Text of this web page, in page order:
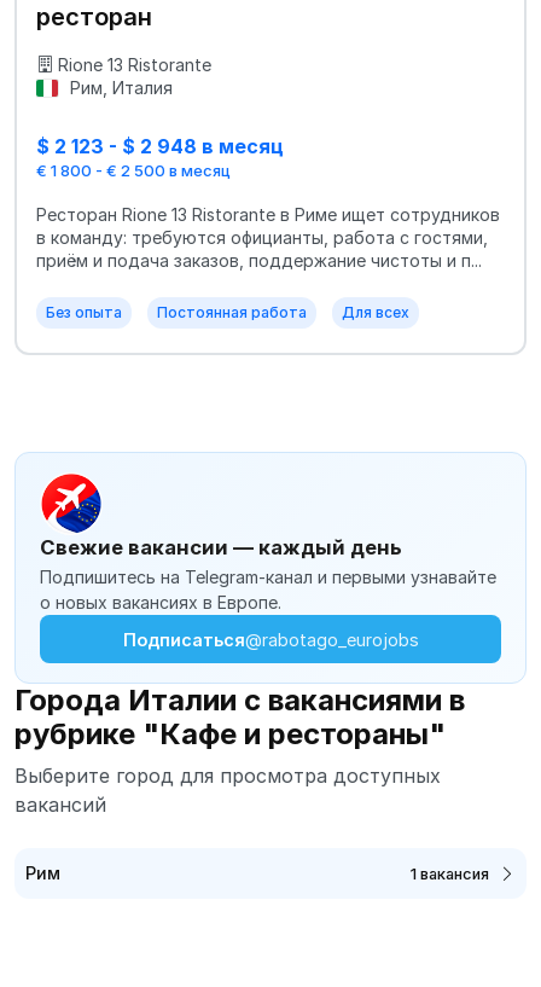
ресторан
Rione 13 Ristorante
Рим, Италия
$ 2 123 - $ 2 948 в месяц
€ 1 800 - € 2 500 в месяц
Ресторан Rione 13 Ristorante в Риме ищет сотрудников
в команду: требуются официанты, работа с гостями,
приём и подача заказов, поддержание чистоты и п...
Без опыта Постоянная работа Для всех
Свежие вакансии — каждый день
Подпишитесь на Telegram-канал и первыми узнавайте
о новых вакансиях в Европе.
Подписаться@rabotago_eurojobs
Города Италии с вакансиями в
рубрике "Кафе и рестораны"
Выберите город для просмотра доступных
вакансий
Рим 1 вакансия